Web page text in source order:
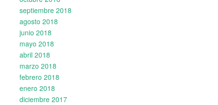
septiembre 2018
agosto 2018
junio 2018
mayo 2018
abril 2018
marzo 2018
febrero 2018
enero 2018
diciembre 2017